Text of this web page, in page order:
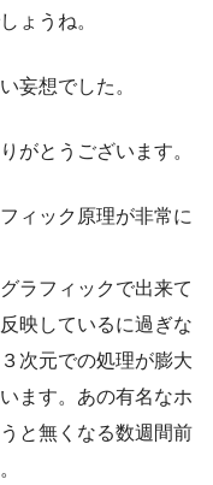
ょうね。
妄想でした。
がとうございます。
ィック原理が非常に
ラフィックで出来て
映しているに過ぎな
次元での処理が膨大
ます。あの有名なホ
と無くなる数週間前